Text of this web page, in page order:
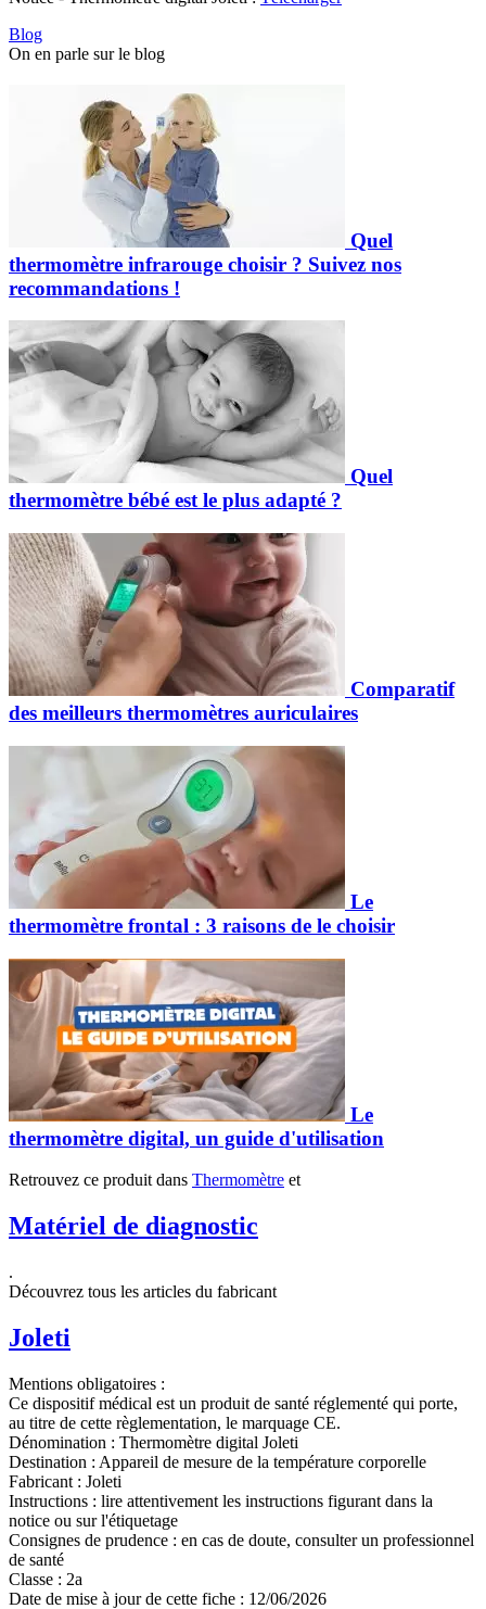
Blog
On en parle sur le blog
Quel
thermomètre infrarouge choisir ? Suivez nos
recommandations !
Quel
thermomètre bébé est le plus adapté ?
Comparatif
des meilleurs thermomètres auriculaires
Le
thermomètre frontal : 3 raisons de le choisir
Le
thermomètre digital, un guide d'utilisation
Retrouvez ce produit dans Thermomètre et
Matériel de diagnostic
.
Découvrez tous les articles du fabricant
Joleti
Mentions obligatoires :
Ce dispositif médical est un produit de santé réglementé qui porte,
au titre de cette règlementation, le marquage CE.
Dénomination : Thermomètre digital Joleti
Destination : Appareil de mesure de la température corporelle
Fabricant : Joleti
Instructions : lire attentivement les instructions figurant dans la
notice ou sur l'étiquetage
Consignes de prudence : en cas de doute, consulter un professionnel
de santé
Classe : 2a
Date de mise à jour de cette fiche : 12/06/2026